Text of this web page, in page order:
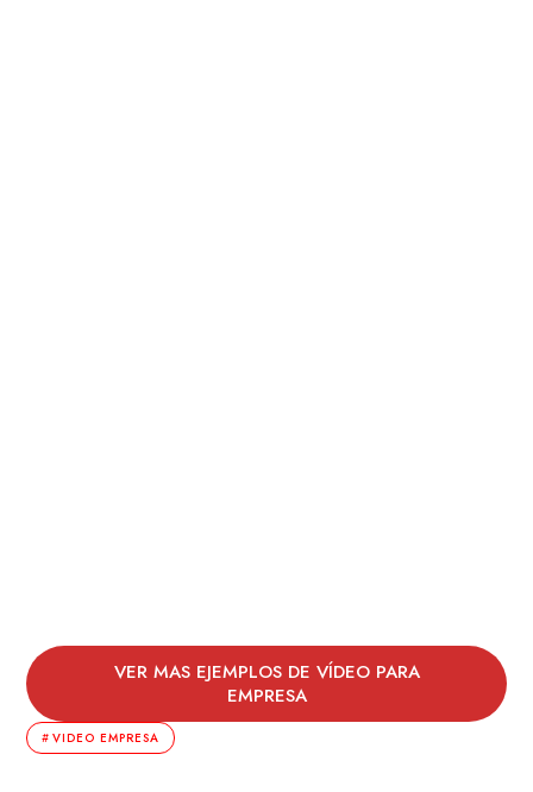
VER MAS EJEMPLOS DE VÍDEO PARA
EMPRESA
VIDEO EMPRESA